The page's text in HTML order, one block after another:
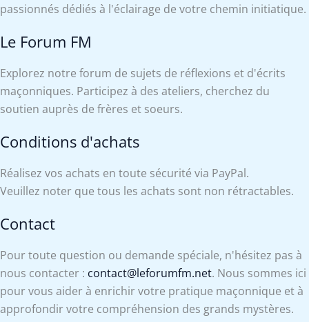
passionnés dédiés à l'éclairage de votre chemin initiatique.
Le Forum FM
Explorez notre forum de sujets de réflexions et d'écrits
maçonniques. Participez à des ateliers, cherchez du
soutien auprès de frères et soeurs.
Conditions d'achats
Réalisez vos achats en toute sécurité via PayPal.
Veuillez noter que tous les achats sont non rétractables.
Contact
Pour toute question ou demande spéciale, n'hésitez pas à
nous contacter : contact@leforumfm.net. Nous sommes ici
pour vous aider à enrichir votre pratique maçonnique et à
approfondir votre compréhension des grands mystères.